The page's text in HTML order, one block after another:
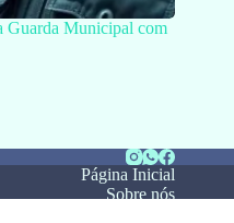
Guarda Municipal com
Página Inicial
Sobre nós